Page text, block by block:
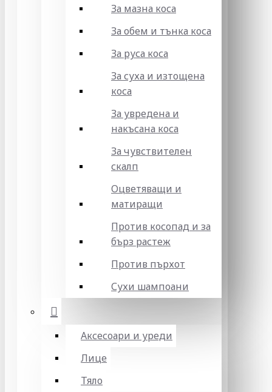
За мазна коса
За обем и тънка коса
За руса коса
За суха и изтощена
коса
За увредена и
накъсана коса
За чувствителен
скалп
Оцветяващи и
матиращи
Против косопад и за
бърз растеж
Против пърхот
Сухи шампоани
Аксесоари и уреди
Лице
Тяло